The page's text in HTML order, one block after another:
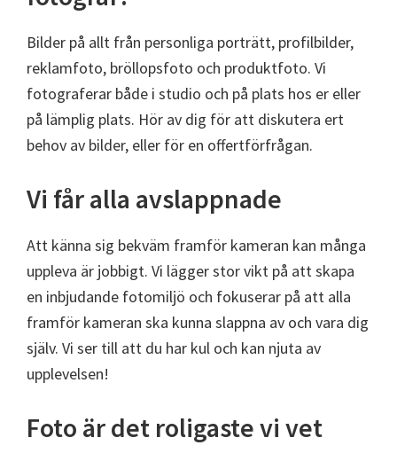
Bilder på allt från personliga porträtt, profilbilder,
reklamfoto, bröllopsfoto och produktfoto. Vi
fotograferar både i studio och på plats hos er eller
på lämplig plats. Hör av dig för att diskutera ert
behov av bilder, eller för en offertförfrågan.
Vi får alla avslappnade
Att känna sig bekväm framför kameran kan många
uppleva är jobbigt. Vi lägger stor vikt på att skapa
en inbjudande fotomiljö och fokuserar på att alla
framför kameran ska kunna slappna av och vara dig
själv. Vi ser till att du har kul och kan njuta av
upplevelsen!
Foto är det roligaste vi vet